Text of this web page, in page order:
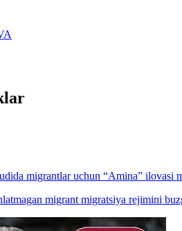
migrantlar uchun “Amina” ilovasi
migrant migratsiya rejimini